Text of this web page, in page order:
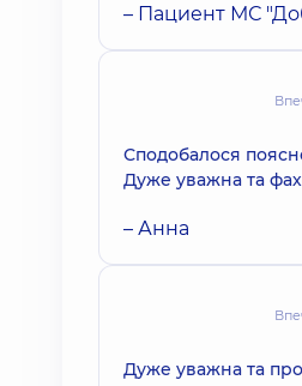
– Пациент МС
Сподобалося
Дуже уважна та
– Анна
Дуже уважна та